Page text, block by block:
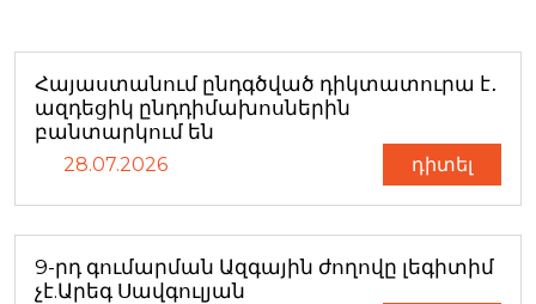
Հայաստանում ընդգծված դիկտատուրա է․
ազդեցիկ ընդդիմախոսներին
բանտարկում են
28.07.2026 դիտել
9-րդ գումարման Ազգային ժողովը լեգիտիմ
չէ.Արեգ Սավգուլյան